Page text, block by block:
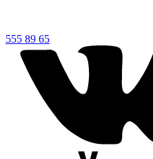
555 89 65